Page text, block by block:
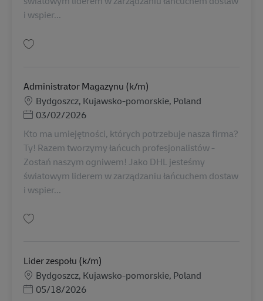
i wspier...
Administrator Magazynu (k/m)
SijaintiBydgoszcz, Kujawsko-pomorskie, Poland
Posted Date
03/02/2026
Kto ma umiejętności, których potrzebuje nasza firma?
Ty! Razem tworzymy łańcuch profesjonalistów -
Zostań naszym ogniwem! Jako DHL jesteśmy
światowym liderem w zarządzaniu łańcuchem dostaw
i wspier...
Lider zespołu (k/m)
SijaintiBydgoszcz, Kujawsko-pomorskie, Poland
Posted Date
05/18/2026